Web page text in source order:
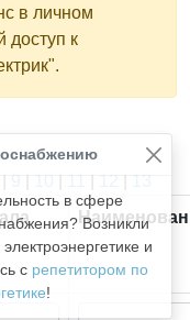
в личном
доступ к
в сфере
Возникли
и
с репетитором по
!
| 9 | 10 | 11 | 12 | 13